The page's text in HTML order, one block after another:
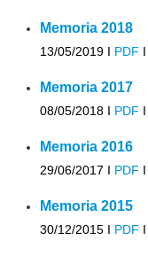
Memoria 2018
13/05/2019 I PDF I
Memoria 2017
08/05/2018 I PDF I
Memoria 2016
29/06/2017 I PDF I
Memoria 2015
30/12/2015 I PDF I